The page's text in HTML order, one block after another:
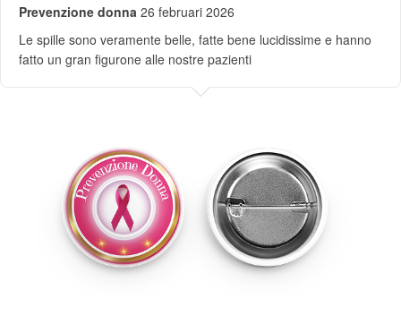
Prevenzione donna 26 februari 2026
Le spille sono veramente belle, fatte bene lucidissime e hanno
fatto un gran figurone alle nostre pazienti